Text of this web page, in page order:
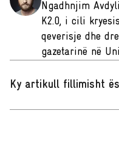
Ngadhnjim
K2.0, i cili
qeverisje dhe
gazetarinë në
Ky artikull fillimisht